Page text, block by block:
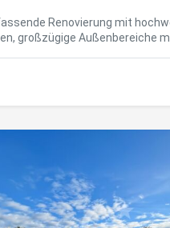
Renovierung mit
großzügige Außenbereiche
mit einer bebauten Fläche
zum Wohn- und Esszimmer
Garage und Parkplätze für zwei
ohne dass
in einem ruhigen und
Viertel von Empuriabrava, in der
und nur wenige Minuten vom